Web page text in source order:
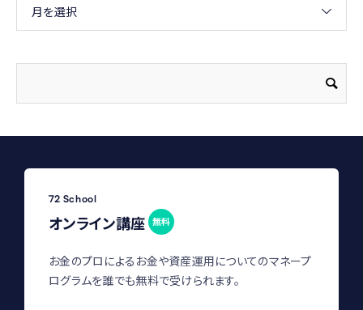
月を選択
72 School
オンライン講座 無料
お金のプロによるお金や資産運用についてのマネープ
ログラムを誰でも無料で受けられます。